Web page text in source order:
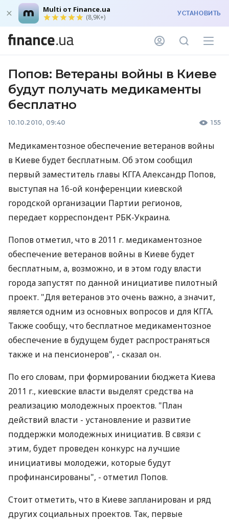
Multi от Finance.ua
(8,9K+) УСТАНОВИТЬ
Попов: Ветераны войны в Киеве
будут получать медикаменты
бесплатно
10.10.2010, 09:40 155
Медикаментозное обеспечение ветеранов войны
в Киеве будет бесплатным. Об этом сообщил
первый заместитель главы КГГА Александр Попов,
выступая на 16-ой конференции киевской
городской организации Партии регионов,
передает корреспондент РБК-Украина.
Попов отметил, что в 2011 г. медикаментозное
обеспечение ветеранов войны в Киеве будет
бесплатным, а, возможно, и в этом году власти
города запустят по данной инициативе пилотный
проект. "Для ветеранов это очень важно, а значит,
является одним из основных вопросов и для КГГА.
Также сообщу, что бесплатное медикаментозное
обеспечение в будущем будет распространяться
также и на пенсионеров", - сказал он.
По его словам, при формировании бюджета Киева
2011 г., киевские власти выделят средства на
реализацию молодежных проектов. "План
действий власти - установление и развитие
поддержки молодежных инициатив. В связи с
этим, будет проведен конкурс на лучшие
инициативы молодежи, которые будут
профинансированы", - отметил Попов.
Стоит отметить, что в Киеве запланирован и ряд
других социальных проектов. Так, первые